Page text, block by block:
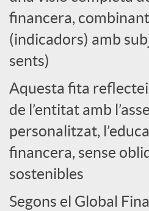
a
l
s
financera,
(indicadors) amb
sents)
Aquesta fita
de l’entitat amb
personalitzat,
financera, sense
sostenibles
Segons el Global